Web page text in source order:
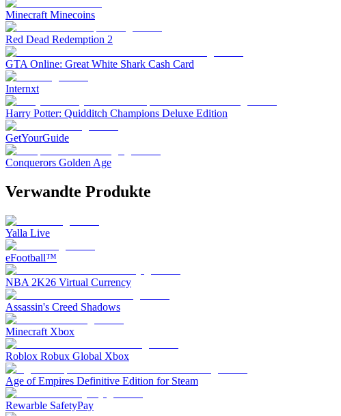
Minecraft Minecoins
Red Dead Redemption 2
GTA Online: Great White Shark Cash Card
Internxt
Harry Potter: Quidditch Champions Deluxe Edition
GetYourGuide
Conquerors Golden Age
Verwandte Produkte
Yalla Live
eFootball™
NBA 2K26 Virtual Currency
Assassin's Creed Shadows
Minecraft Xbox
Roblox Robux Global Xbox
Age of Empires Definitive Edition for Steam
Rewarble SafetyPay